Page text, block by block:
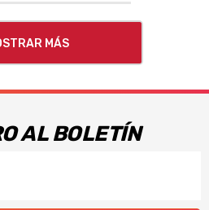
MÁS
AL BOLETÍN